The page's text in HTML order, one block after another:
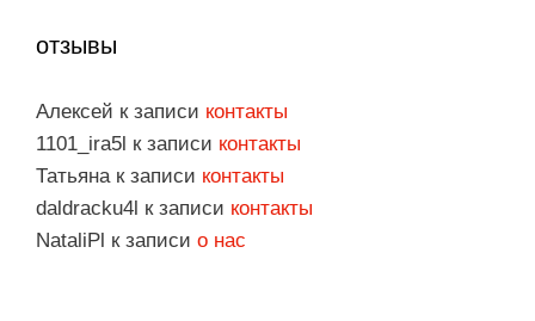
отзывы
Алексей к записи контакты
1101_ira5l к записи контакты
Татьянак записи контакты
daldracku4l к записи контакты
NataliPl к записи о нас